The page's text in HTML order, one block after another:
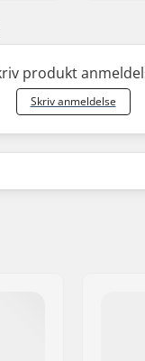
produkt
Skriv anmeldelse